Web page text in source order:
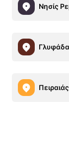
Νησίς
Γλυφάδα
Πειραιάς